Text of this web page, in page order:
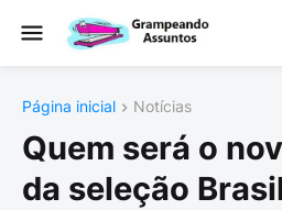
Página inicial Notícias
Quem será o
da seleção